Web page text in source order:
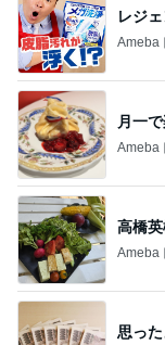
レジ
Ameba
月一
Ameba
高橋
Ameba
思っ